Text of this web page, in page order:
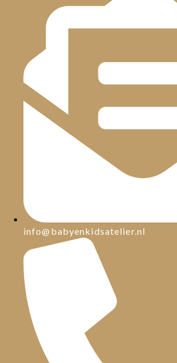
info@babyenkidsatelier.nl